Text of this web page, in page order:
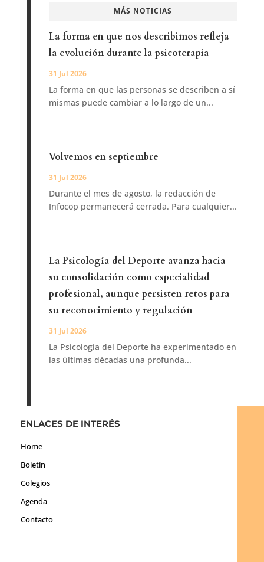
MÁS NOTICIAS
La forma en que nos describimos refleja
la evolución durante la psicoterapia
31 Jul 2026
La forma en que las personas se describen a sí
mismas puede cambiar a lo largo de un...
Volvemos en septiembre
31 Jul 2026
Durante el mes de agosto, la redacción de
Infocop permanecerá cerrada. Para cualquier...
La Psicología del Deporte avanza hacia
su consolidación como especialidad
profesional, aunque persisten retos para
su reconocimiento y regulación
31 Jul 2026
La Psicología del Deporte ha experimentado en
las últimas décadas una profunda...
ENLACES DE INTERÉS
Home
Boletín
Colegios
Agenda
Contacto